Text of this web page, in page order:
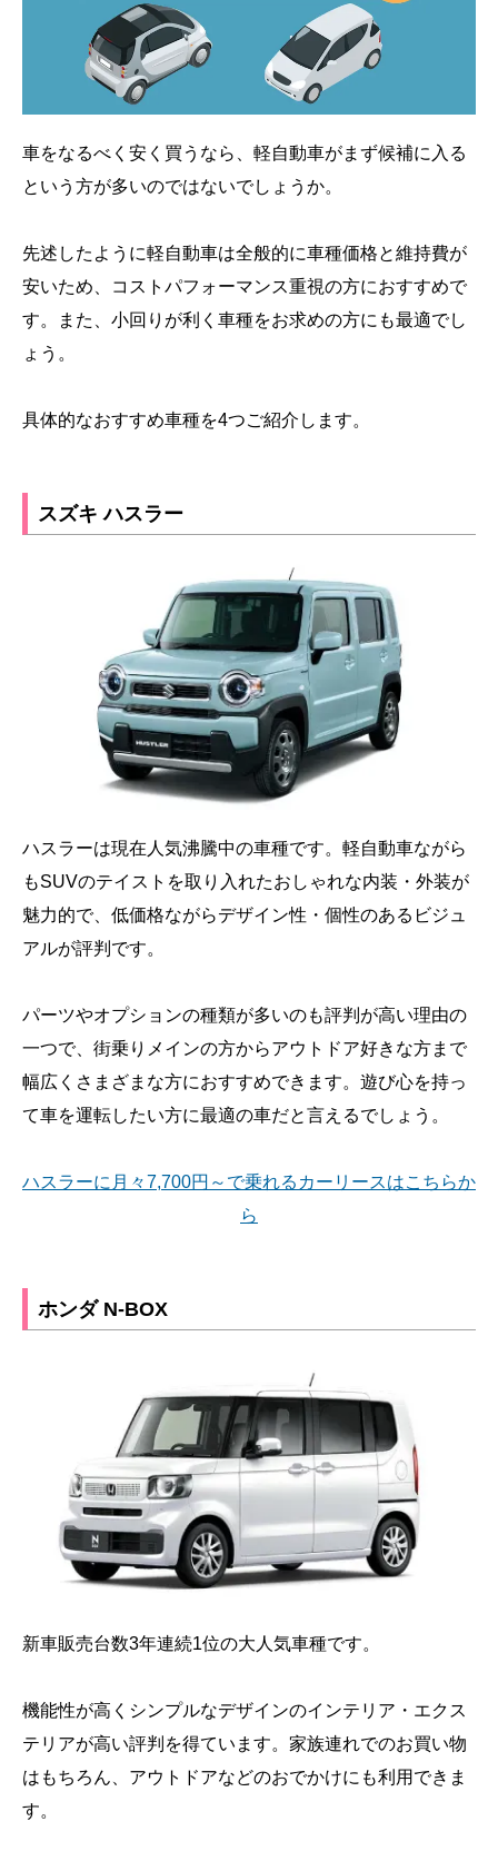
車をなるべく安く買うなら、軽自動車がまず候補に入る
という方が多いのではないでしょうか。
先述したように軽自動車は全般的に車種価格と維持費が
安いため、コストパフォーマンス重視の方におすすめで
す。また、小回りが利く車種をお求めの方にも最適でし
ょう。
具体的なおすすめ車種を4つご紹介します。
スズキ ハスラー
ハスラーは現在人気沸騰中の車種です。軽自動車ながら
もSUVのテイストを取り入れたおしゃれな内装・外装が
魅力的で、低価格ながらデザイン性・個性のあるビジュ
アルが評判です。
パーツやオプションの種類が多いのも評判が高い理由の
一つで、街乗りメインの方からアウトドア好きな方まで
幅広くさまざまな方におすすめできます。遊び心を持っ
て車を運転したい方に最適の車だと言えるでしょう。
ハスラーに月々7,700円～で乗れるカーリースはこちらか
ら
ホンダ N-BOX
新車販売台数3年連続1位の大人気車種です。
機能性が高くシンプルなデザインのインテリア・エクス
テリアが高い評判を得ています。家族連れでのお買い物
はもちろん、アウトドアなどのおでかけにも利用できま
す。